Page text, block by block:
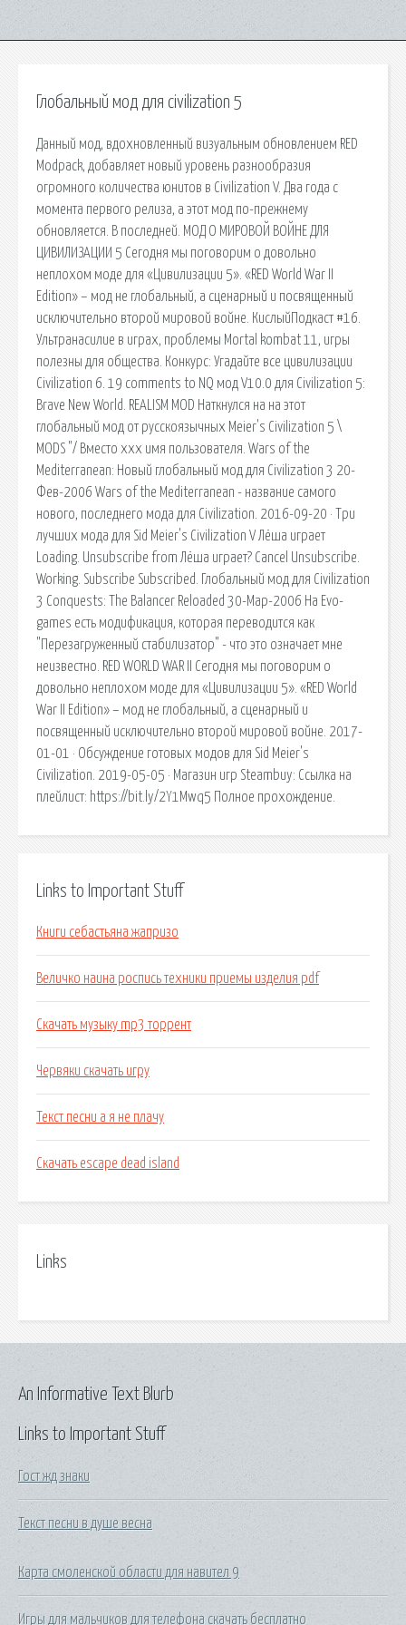
Глобальный мод для civilization 5
Данный мод, вдохновленный визуальным обновлением RED
Modpack, добавляет новый уровень разнообразия
огромного количества юнитов в Civilization V. Два года с
момента первого релиза, а этот мод по-прежнему
обновляется. В последней. МОД О МИРОВОЙ ВОЙНЕ ДЛЯ
ЦИВИЛИЗАЦИИ 5 Сегодня мы поговорим о довольно
неплохом моде для «Цивилизации 5». «RED World War II
Edition» – мод не глобальный, а сценарный и посвященный
исключительно второй мировой войне. КислыйПодкаст #16.
Ультранасилие в играх, проблемы Mortal kombat 11, игры
полезны для общества. Конкурс: Угадайте все цивилизации
Civilization 6. 19 comments to NQ мод V10.0 для Civilization 5:
Brave New World. REALISM MOD Наткнулся на на этот
глобальный мод от русскоязычных Meier's Civilization 5 \
MODS "/ Вместо xxx имя пользователя. Wars of the
Mediterranean: Новый глобальный мод для Civilization 3 20-
Фев-2006 Wars of the Mediterranean - название самого
нового, последнего мода для Civilization. 2016-09-20 · Три
лучших мода для Sid Meier's Civilization V Лёша играет
Loading. Unsubscribe from Лёша играет? Cancel Unsubscribe.
Working. Subscribe Subscribed. Глобальный мод для Civilization
3 Conquests: The Balancer Reloaded 30-Мар-2006 На Evo-
games есть модификация, которая переводится как
"Перезагруженный стабилизатор" - что это означает мне
неизвестно. RED WORLD WAR II Сегодня мы поговорим о
довольно неплохом моде для «Цивилизации 5». «RED World
War II Edition» – мод не глобальный, а сценарный и
посвященный исключительно второй мировой войне. 2017-
01-01 · Обсуждение готовых модов для Sid Meier's
Civilization. 2019-05-05 · Магазин игр Steambuy: Ссылка на
плейлист: https://bit.ly/2Y1Mwq5 Полное прохождение.
Links to Important Stuff
Книги себастьяна жапризо
Величко наина роспись техники приемы изделия pdf
Скачать музыку mp3 торрент
Червяки скачать игру
Текст песни а я не плачу
Скачать escape dead island
Links
Links to Important Stuff
Гост жд знаки
Текст песни в душе весна
Карта смоленской области для навител 9
Игры для мальчиков для телефона скачать бесплатно
An Informative Text Blurb